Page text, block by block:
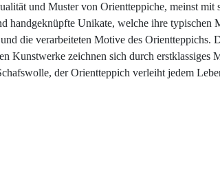
und Muster von Orientteppiche, meinst mit
handgeknüpfte Unikate, welche ihre
die verarbeiteten Motive des
Kunstwerke zeichnen sich durch
der Orientteppich verleiht jedem